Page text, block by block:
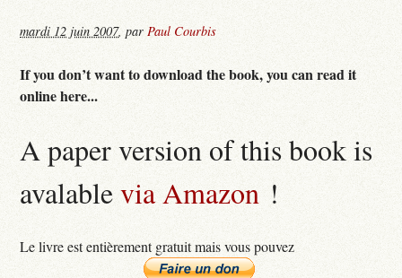
mardi 12 juin 2007,parPaul Courbis
If you don’t want to download the book, you can read it
online here...
A paper version of this book is
avalablevia Amazon !
Le livre est entièrement gratuit mais vous pouvez